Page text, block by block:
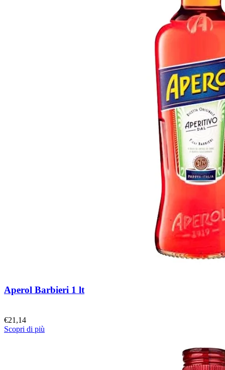
Aperol Barbieri 1 lt
€21,14
Scopri di più